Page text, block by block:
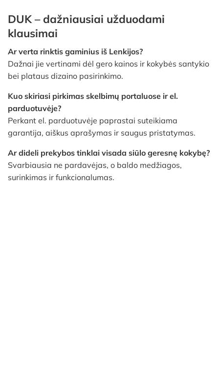
DUK – dažniausiai užduodami
klausimai
Ar verta rinktis gaminius iš Lenkijos?
Dažnai jie vertinami dėl gero kainos ir kokybės santykio
bei plataus dizaino pasirinkimo.
Kuo skiriasi pirkimas skelbimų portaluose ir el.
parduotuvėje?
Perkant el. parduotuvėje paprastai suteikiama
garantija, aiškus aprašymas ir saugus pristatymas.
Ar dideli prekybos tinklai visada siūlo geresnę kokybę?
Svarbiausia ne pardavėjas, o baldo medžiagos,
surinkimas ir funkcionalumas.